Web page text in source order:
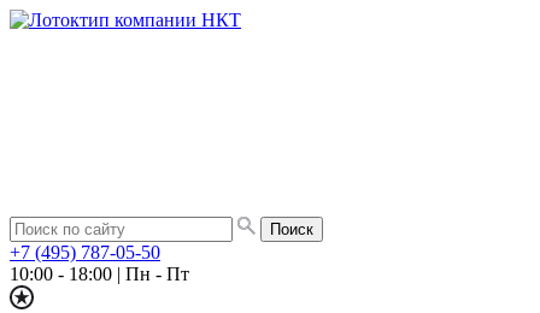
+7 (495) 787-05-50
10:00 - 18:00 | Пн - Пт